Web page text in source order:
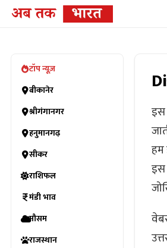
टॉप न्यूज़
बीकानेर
श्रीगंगानगर
हनुमानगढ़
सीकर
राशिफल
मंडी भाव
मौसम
राजस्थान
इस
हम
इस